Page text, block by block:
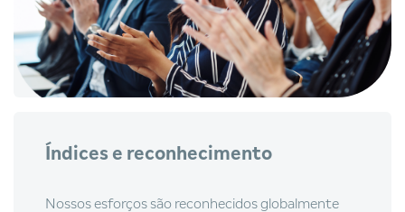
Índices e reconhecimento
Nossos esforços são reconhecidos globalmente